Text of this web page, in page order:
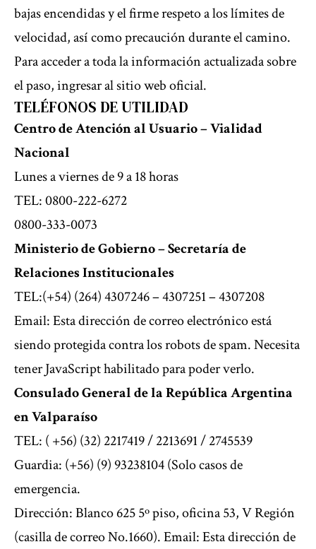
bajas encendidas y el firme respeto a los límites de
velocidad, así como precaución durante el camino.
Para acceder a toda la información actualizada sobre
el paso, ingresar alsitio web oficial.
TELÉFONOS DE UTILIDAD
Centro de Atención al Usuario – Vialidad
Nacional
Lunes a viernes de 9 a 18 horas
TEL: 0800-222-6272
0800-333-0073
Ministerio de Gobierno – Secretaría de
Relaciones Institucionales
TEL:(+54) (264) 4307246 – 4307251 – 4307208
Email:Esta dirección de correo electrónico está
siendo protegida contra los robots de spam. Necesita
tener JavaScript habilitado para poder verlo.
Consulado General de la República Argentina
en Valparaíso
TEL: ( +56) (32) 2217419 / 2213691 / 2745539
Guardia: (+56) (9) 93238104 (Solo casos de
emergencia.
Dirección: Blanco 625 5º piso, oficina 53, V Región
(casilla de correo No.1660). Email:Esta dirección de